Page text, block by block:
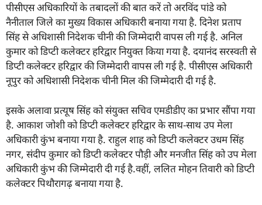
पीसीएस अधिकारियों के तबादलों की बात करें तो अरविंद पांडे को
नैनीताल जिले का मुख्य विकास अधिकारी बनाया गया है. दिनेश प्रताप
सिंह से अधिशासी निदेशक चीनी की जिम्मेदारी वापस ली गई है. अनिल
कुमार को डिप्टी कलेक्टर हरिद्वार नियुक्त किया गया है. दयानंद सरस्वती से
डिप्टी कलेक्टर हरिद्वार की जिम्मेदारी वापस ली गई है. पीसीएस अधिकारी
नूपुर को अधिशासी निदेशक चीनी मिल की जिम्मेदारी दी गई है.
इसके अलावा प्रत्यूष सिंह को संयुक्त सचिव एमडीडीए का प्रभार सौंपा गया
है. आकाश जोशी को डिप्टी कलेक्टर हरिद्वार के साथ-साथ उप मेला
अधिकारी कुंभ बनाया गया है. राहुल शाह को डिप्टी कलेक्टर उधम सिंह
नगर, संदीप कुमार को डिप्टी कलेक्टर पौड़ी और मनजीत सिंह को उप मेला
अधिकारी कुंभ की जिम्मेदारी दी गई है.वहीं, ललित मोहन तिवारी को डिप्टी
कलेक्टर पिथौरागढ़ बनाया गया है.